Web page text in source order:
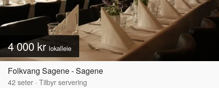
4 000 kr lokalleie
Folkvang Sagene - Sagene
42seter · Tilbyr servering